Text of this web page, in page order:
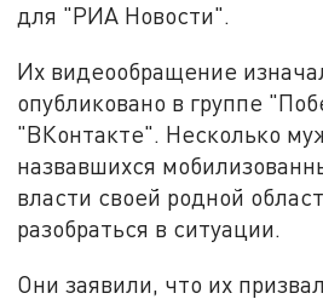
для "РИА Новости".
Их видеообращение
опубликовано в группе
"ВКонтакте". Несколько
назвавшихся
власти своей родной
разобраться в ситуации.
Они заявили, что их